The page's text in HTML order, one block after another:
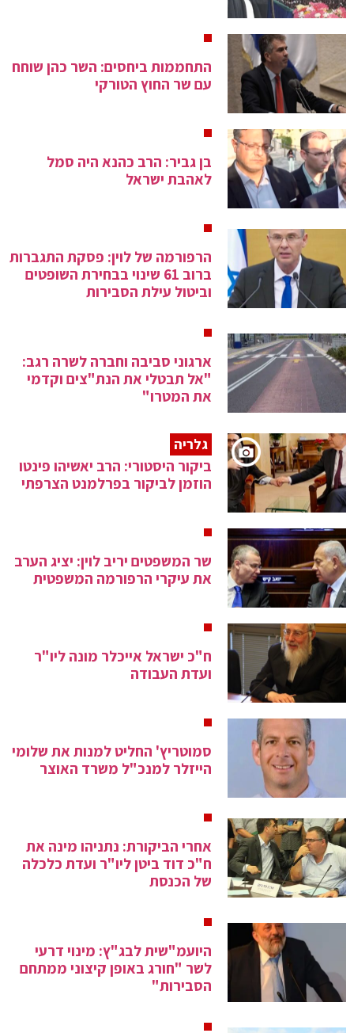
התחממות ביחסים: השר כהן שוחח
עם שר החוץ הטורקי
בן גביר: הרב כהנא היה סמל
לאהבת ישראל
הרפורמה של לוין: פסקת התגברות
ברוב 61 שינוי בבחירת השופטים
וביטול עילת הסבירות
ארגוני סביבה וחברה לשרה רגב:
"אל תבטלי את הנת"צים וקדמי
את המטרו"
גלריה
ביקור היסטורי: הרב יאשיהו פינטו
הוזמן לביקור בפרלמנט הצרפתי
שר המשפטים יריב לוין: יציג הערב
את עיקרי הרפורמה המשפטית
ח"כ ישראל אייכלר מונה ליו"ר
ועדת העבודה
סמוטריץ' החליט למנות את שלומי
הייזלר למנכ"ל משרד האוצר
אחרי הביקורת: נתניהו מינה את
ח"כ דוד ביטן ליו"ר ועדת כלכלה
של הכנסת
היועמ"שית לבג"ץ: מינוי דרעי
לשר "חורג באופן קיצוני ממתחם
הסבירות"